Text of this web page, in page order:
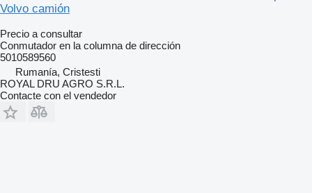
Volvo camión
Precio a consultar
Conmutador en la columna de dirección
5010589560
Rumanía, Cristesti
ROYAL DRU AGRO S.R.L.
Contacte con el vendedor